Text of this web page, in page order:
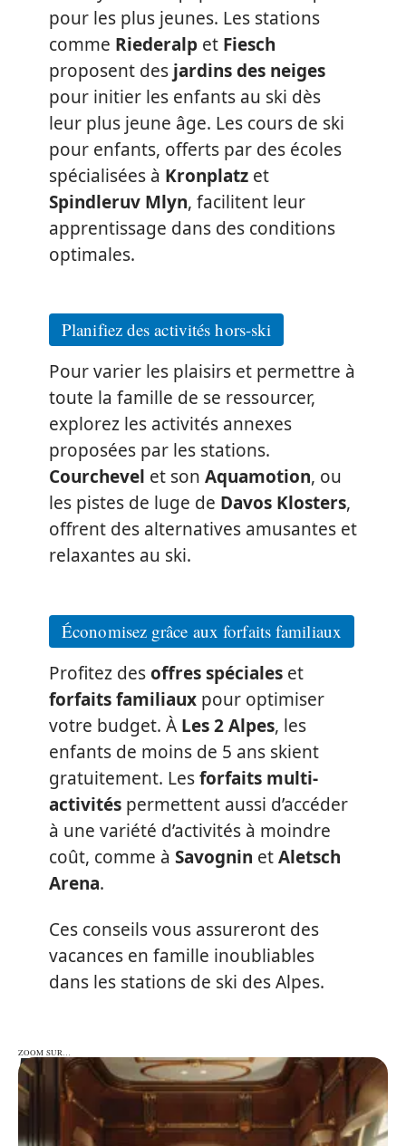
pour les plus jeunes. Les stations
comme Riederalp et Fiesch
proposent des jardins des neiges
pour initier les enfants au ski dès
leur plus jeune âge. Les cours de ski
pour enfants, offerts par des écoles
spécialisées à Kronplatz et
Spindleruv Mlyn, facilitent leur
apprentissage dans des conditions
optimales.
Planifiez des activités hors-ski
Pour varier les plaisirs et permettre à
toute la famille de se ressourcer,
explorez les activités annexes
proposées par les stations.
Courchevel et son Aquamotion, ou
les pistes de luge de Davos Klosters,
offrent des alternatives amusantes et
relaxantes au ski.
Économisez grâce aux forfaits familiaux
Profitez desoffres spéciales et
forfaits familiaux pour optimiser
votre budget. À Les 2 Alpes, les
enfants de moins de 5 ans skient
gratuitement. Lesforfaits multi-
activités permettent aussi d’accéder
à une variété d’activités à moindre
coût, comme à Savognin etAletsch
Arena.
Ces conseils vous assureront des
vacances en famille inoubliables
dans les stations de ski des Alpes.
ZOOM SUR…
ZOOM SUR…